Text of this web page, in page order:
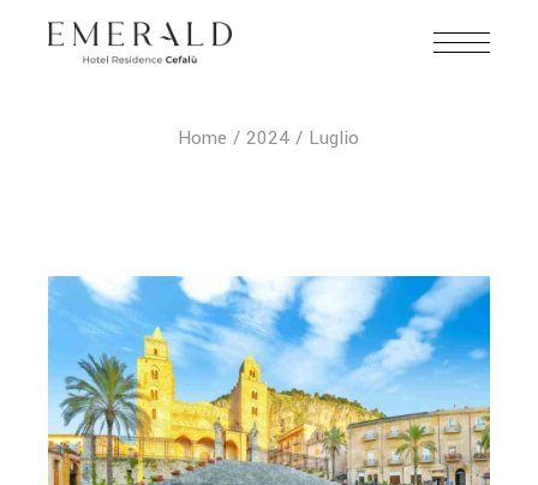
Home 2024 Luglio